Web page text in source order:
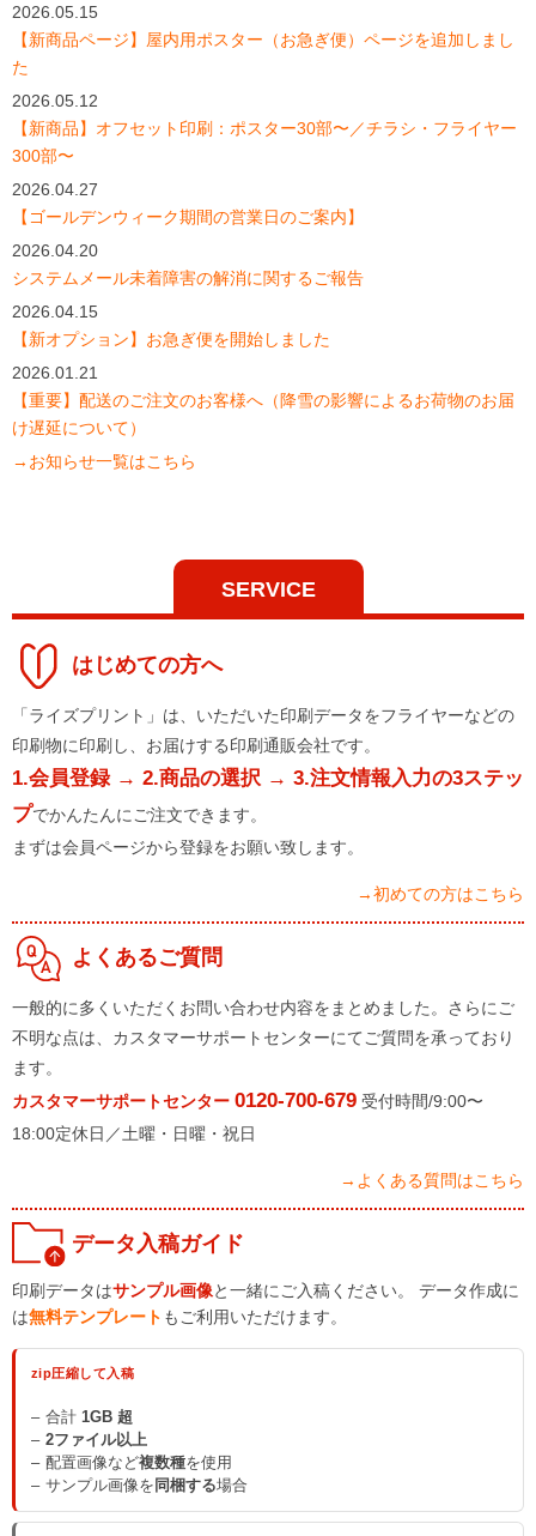
2026.05.15
【新商品ページ】屋内用ポスター（お急ぎ便）ページを追加しまし
た
2026.05.12
【新商品】オフセット印刷：ポスター30部〜／チラシ・フライヤー
300部〜
2026.04.27
【ゴールデンウィーク期間の営業日のご案内】
2026.04.20
システムメール未着障害の解消に関するご報告
2026.04.15
【新オプション】お急ぎ便を開始しました
2026.01.21
【重要】配送のご注文のお客様へ（降雪の影響によるお荷物のお届
け遅延について）
→お知らせ一覧はこちら
SERVICE
はじめての方へ
「ライズプリント」は、いただいた印刷データをフライヤーなどの
印刷物に印刷し、お届けする印刷通販会社です。
1.会員登録 → 2.商品の選択 → 3.注文情報入力の3ステッ
プでかんたんにご注文できます。
まずは会員ページから登録をお願い致します。
→初めての方はこちら
よくあるご質問
一般的に多くいただくお問い合わせ内容をまとめました。さらにご
不明な点は、カスタマーサポートセンターにてご質問を承っており
ます。
カスタマーサポートセンター 0120-700-679 受付時間/9:00〜
18:00定休日／土曜・日曜・祝日
→よくある質問はこちら
データ入稿ガイド
印刷データはサンプル画像と一緒にご入稿ください。 データ作成に
は無料テンプレート もご利用いただけます。
zip圧縮して入稿
合計 1GB 超
2ファイル以上
配置画像など複数種を使用
サンプル画像を 同梱する場合